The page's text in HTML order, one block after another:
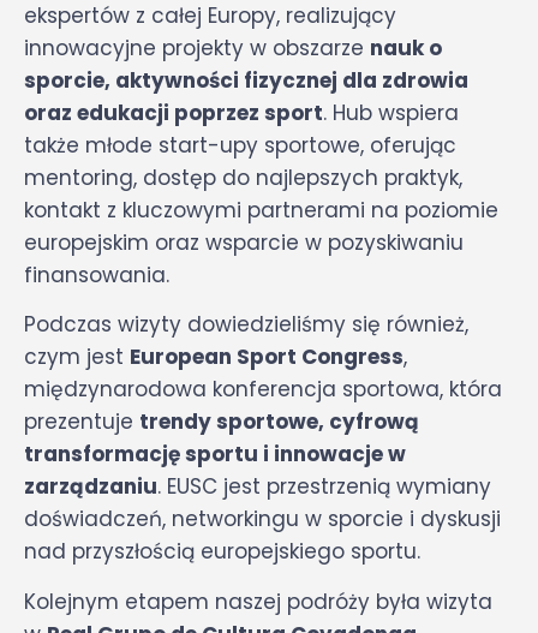
ekspertów z całej Europy, realizujący
innowacyjne projekty w obszarze nauk o
sporcie, aktywności fizycznej dla zdrowia
oraz edukacji poprzez sport. Hub wspiera
także młode start-upy sportowe, oferując
mentoring, dostęp do najlepszych praktyk,
kontakt z kluczowymi partnerami na poziomie
europejskim oraz wsparcie w pozyskiwaniu
finansowania.
Podczas wizyty dowiedzieliśmy się również,
czym jest European Sport Congress,
międzynarodowa konferencja sportowa, która
prezentuje trendy sportowe, cyfrową
transformację sportu i innowacje w
zarządzaniu. EUSC jest przestrzenią wymiany
doświadczeń, networkingu w sporcie i dyskusji
nad przyszłością europejskiego sportu.
Kolejnym etapem naszej podróży była wizyta